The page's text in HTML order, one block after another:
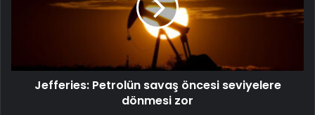
Jefferies: Petrolün savaş öncesi seviyelere
dönmesi zor